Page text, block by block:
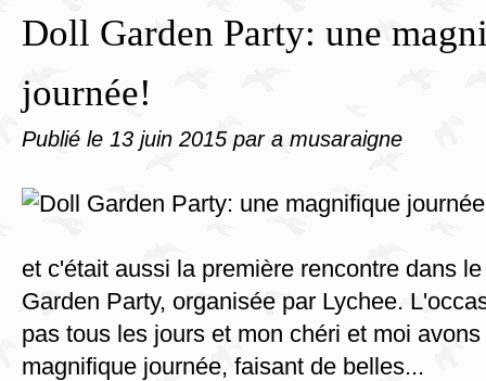
Doll Garden Party: une
journée!
Publié le 13 juin 2015 par a musaraigne
et c'était aussi la première rencontre dans
Garden Party, organisée par Lychee.
pas tous les jours et mon chéri et moi
magnifique journée, faisant de belles...